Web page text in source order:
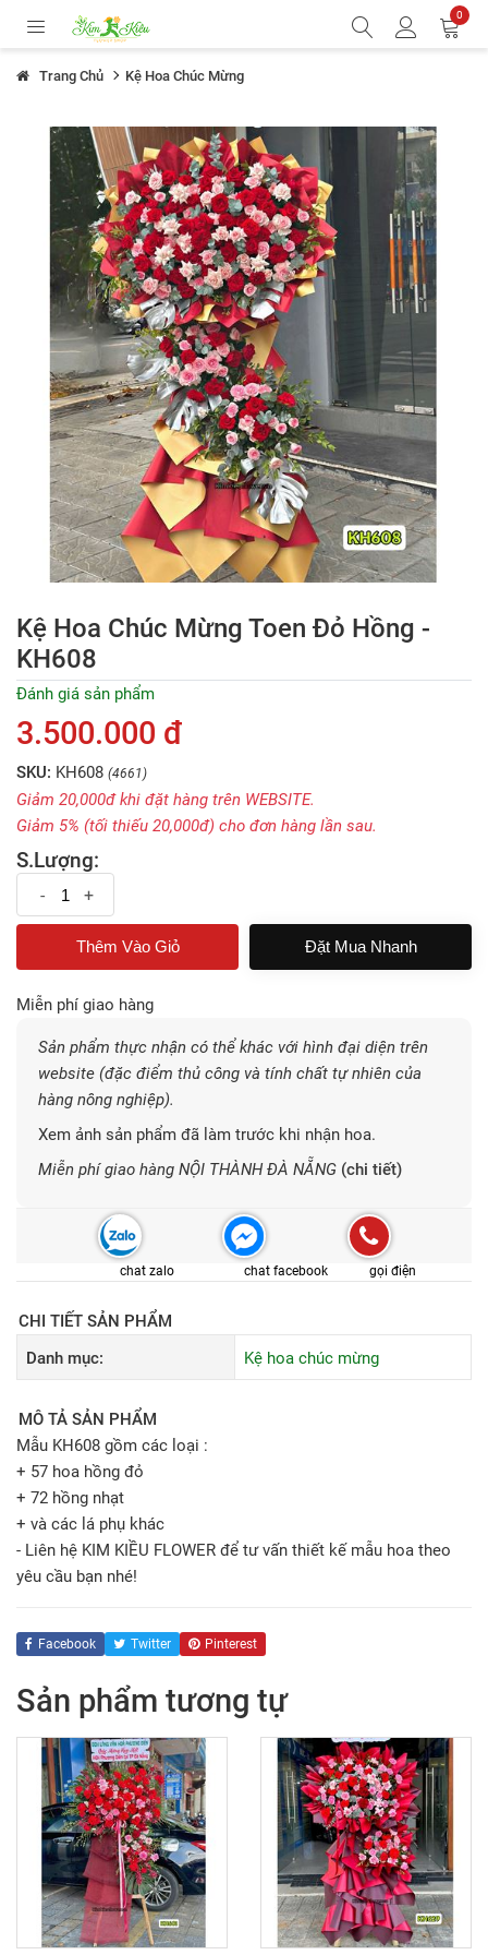
0
Trang Chủ Kệ Hoa Chúc Mừng
Kệ Hoa Chúc Mừng Toen Đỏ Hồng -
KH608
Đánh giá sản phẩm
3.500.000 đ
SKU: KH608 (4661)
Giảm 20,000đ khi đặt hàng trên WEBSITE.
Giảm 5% (tối thiếu 20,000đ) cho đơn hàng lần sau.
S.Lượng:
- +
Đặt Mua Nhanh
Miễn phí giao hàng
Sản phẩm thực nhận có thể khác với hình đại diện trên
website (đặc điểm thủ công và tính chất tự nhiên của
hàng nông nghiệp).
Xem ảnh sản phẩm đã làm trước khi nhận hoa.
Miễn phí giao hàng NỘI THÀNH ĐÀ NẴNG (chi tiết)
chat zalo chat facebook gọi điện
CHI TIẾT SẢN PHẨM
Danh mục:
Kệ hoa chúc mừng
MÔ TẢ SẢN PHẨM
Mẫu KH608 gồm các loại :
+ 57 hoa hồng đỏ
+ 72 hồng nhạt
+ và các lá phụ khác
- Liên hệ KIM KIỀU FLOWER để tư vấn thiết kế mẫu hoa theo
yêu cầu bạn nhé!
Facebook Twitter Pinterest
Sản phẩm tương tự